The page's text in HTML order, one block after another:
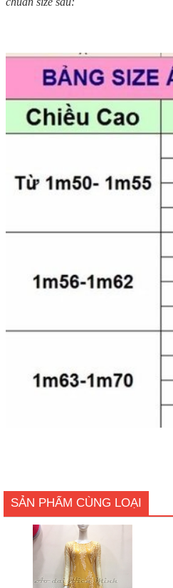
SẢN PHẨM CÙNG LOẠI